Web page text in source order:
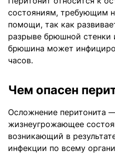
состояниям, требующим
помощи, так как
разрыве брюшной стенки
брюшина может
часов.
Чем опасен
Осложнение перитонита
жизнеугрожающее
возникающий в
инфекции по всему